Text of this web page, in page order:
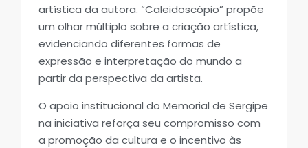
artística da autora. “Caleidoscópio” propõe
um olhar múltiplo sobre a criação artística,
evidenciando diferentes formas de
expressão e interpretação do mundo a
partir da perspectiva da artista.
O apoio institucional do Memorial de Sergipe
na iniciativa reforça seu compromisso com
a promoção da cultura e o incentivo às